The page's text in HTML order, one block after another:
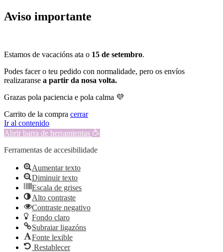
Aviso importante
Estamos de vacacións ata o 15 de setembro.
Podes facer o teu pedido con normalidade, pero os envíos
realizaranse a partir da nosa volta.
Grazas pola paciencia e pola calma 💜
Carrito de la compra cerrar
Ir al contenido
Abrir barra de herramientas
Ferramentas de accesibilidade
Aumentar texto
Diminuir texto
Escala de grises
Alto contraste
Contraste negativo
Fondo claro
Subraiar ligazóns
Fonte lexible
Restablecer